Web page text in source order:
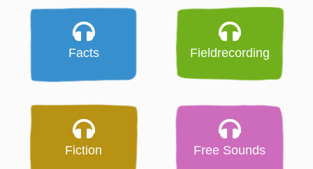
Facts Fieldrecording
Fiction Free Sounds